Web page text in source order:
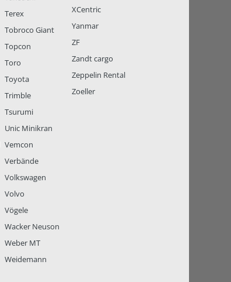
Terex
Tobroco Giant
Topcon
Toro
Toyota
Trimble
Tsurumi
Unic Minikran
Vemcon
Verbände
Volkswagen
Volvo
Vögele
Wacker Neuson
Weber MT
Weidemann
XCentric
Yanmar
ZF
Zandt cargo
Zeppelin Rental
Zoeller